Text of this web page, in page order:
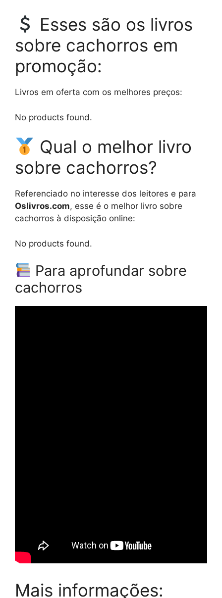
Esses são os livros
sobre cachorros em
promoção:
Livros em oferta com os melhores preços:
No products found.
Qual o melhor livro
sobre cachorros?
Referenciado no interesse dos leitores e para
Oslivros.com, esse é o melhor livro sobre
cachorros à disposição online:
No products found.
Para aprofundar sobre
cachorros
Mais informações: